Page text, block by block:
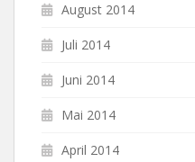
August 2014
Juli 2014
Juni 2014
Mai 2014
April 2014